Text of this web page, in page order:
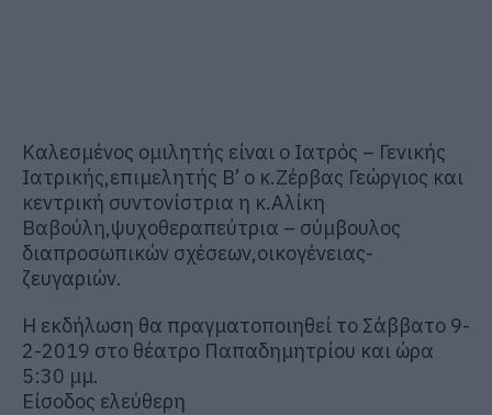
Καλεσμένος ομιλητής είναι ο Ιατρός – Γενικής
Ιατρικής,επιμελητής Β’ ο κ.Ζέρβας Γεώργιος και
κεντρική συντονίστρια η κ.Αλίκη
Βαβούλη,ψυχοθεραπεύτρια – σύμβουλος
διαπροσωπικών σχέσεων,οικογένειας-
ζευγαριών.
Η εκδήλωση θα πραγματοποιηθεί το Σάββατο 9-
2-2019 στο θέατρο Παπαδημητρίου και ώρα
5:30 μμ.
Είσοδος ελεύθερη